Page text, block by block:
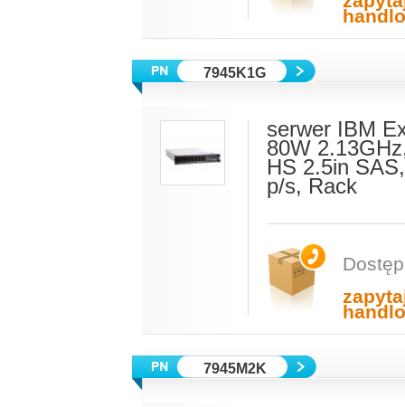
7945K1G
serwer IBM
80W
HS 2.5in
p/s, Rack
7945M2K